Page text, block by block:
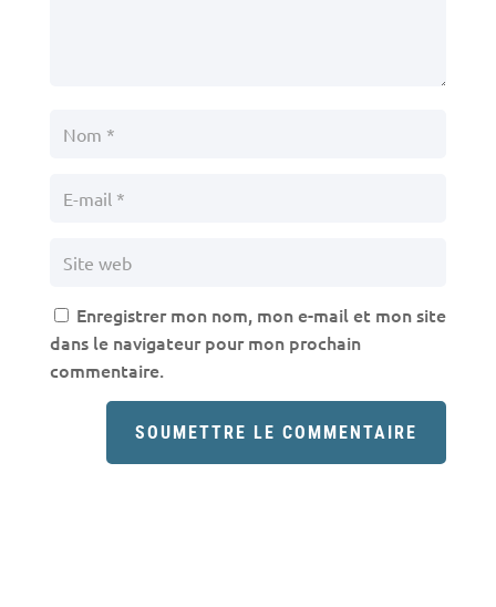
Enregistrer mon nom, mon e-mail et mon site
dans le navigateur pour mon prochain
commentaire.
SOUMETTRE LE COMMENTAIRE